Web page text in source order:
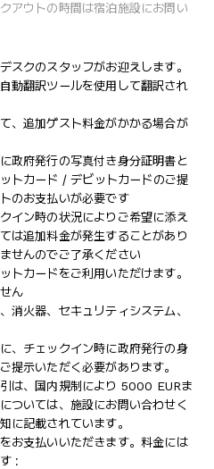
アウトの時間は宿泊施設にお問い
スクのスタッフがお迎えします。
動翻訳ツールを使用して翻訳され
、追加ゲスト料金がかかる場合が
政府発行の写真付き身分証明書と
トカード / デビットカードのご提
のお支払いが必要です
イン時の状況によりご希望に添え
は追加料金が発生することがあり
せんのでご了承ください
トカードをご利用いただけます。
ん
消火器、セキュリティシステム、
、チェックイン時に政府発行の身
提示いただく必要があります。
は、国内規制により 5000 EURま
ついては、施設にお問い合わせく
に記載されています。
お支払いいただきます。料金には
: